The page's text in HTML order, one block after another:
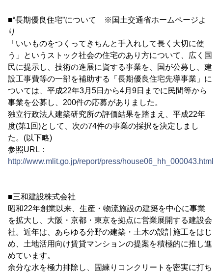
■“長期優良住宅”について ※国土交通省ホームページよ
り
「いいものをつくってきちんと手入れして長く大切に使
う」というストック社会の住宅のあり方について、広く国
民に提示し、技術の進展に資する事業を、国が公募し、建
設工事費等の一部を補助する「長期優良住宅先導事業」に
ついては、平成22年3月5日から4月9日までに民間等から
事業を公募し、200件の応募がありました。
独立行政法人建築研究所の評価結果を踏まえ、平成22年
度(第1回)として、次の74件の事業の採択を決定しまし
た。(以下略)
参照URL：
http://www.mlit.go.jp/report/press/house06_hh_000043.html
■三和建設株式会社
昭和22年創業以来、生産・物流施設の建築を中心に事業
を拡大し、大阪・京都・東京を拠点に営業展開する建設会
社。近年は、あらゆる分野の建築・土木の設計施工をはじ
め、土地活用向け賃貸マンションの提案を積極的に推し進
めています。
余分な水を極力排除し、固練りコンクリートを密実に打ち